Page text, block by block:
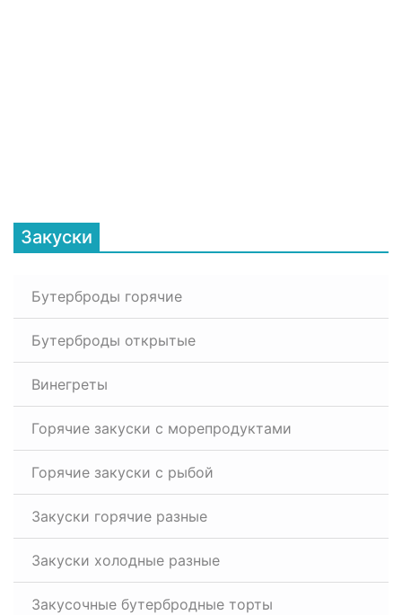
Закуски
Бутерброды горячие
Бутерброды открытые
Винегреты
Горячие закуски с морепродуктами
Горячие закуски с рыбой
Закуски горячие разные
Закуски холодные разные
Закусочные бутербродные торты